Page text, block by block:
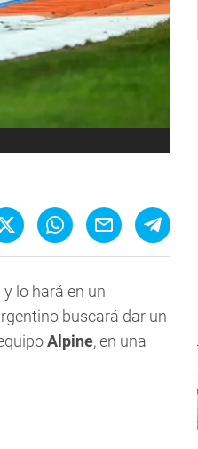
y lo hará en un
buscará dar un
Alpine, en una